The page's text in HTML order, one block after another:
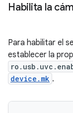
Habilita la
Para habilitar el
establecer la
device.mk .